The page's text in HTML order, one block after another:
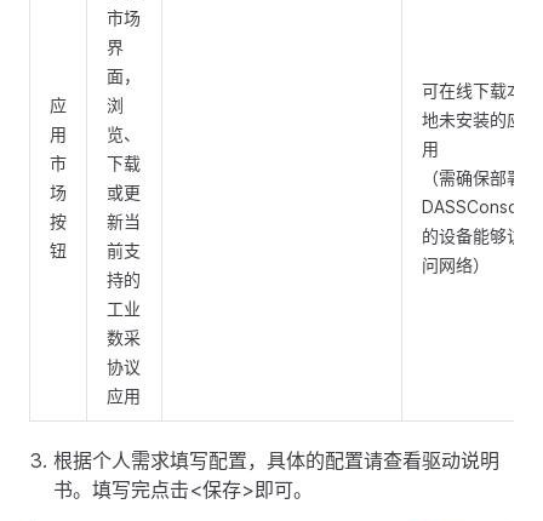
应
用
市
场
按
钮
市场
界
面，
浏
览、
下载
或更
新当
前支
持的
工业
数采
协议
应用
可在线下载本
地未安装的应
用
（需确保部署
DASSConsole
的设备能够访
问网络）
根据个人需求填写配置，具体的配置请查看驱动说明
书。填写完点击<保存>即可。